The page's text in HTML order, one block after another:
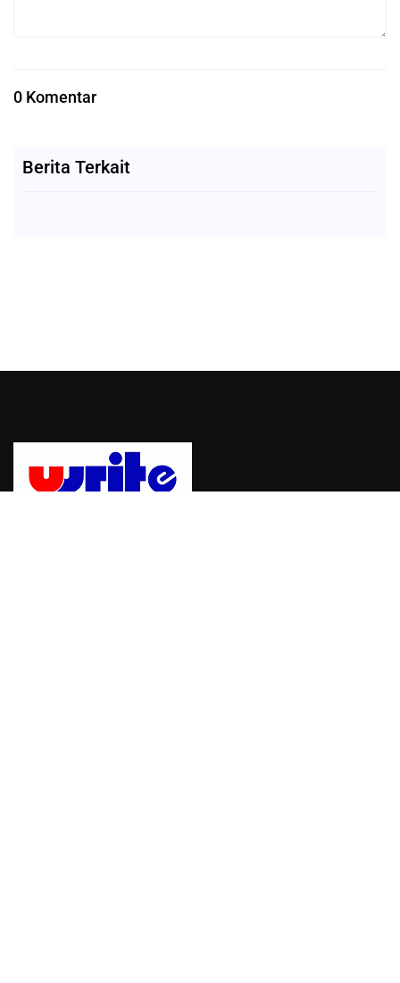
0 Komentar
Berita Terkait